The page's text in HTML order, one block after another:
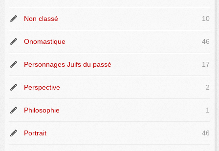
Non classé 10
Onomastique 46
Personnages Juifs du passé 17
Perspective 2
Philosophie 1
Portrait 46